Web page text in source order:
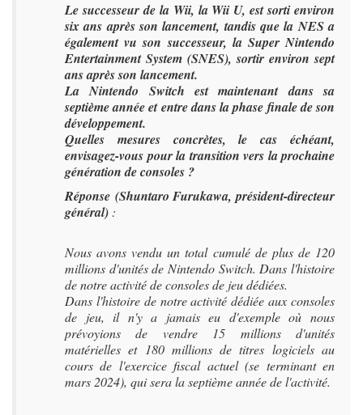
Le successeur de la Wii, la Wii U, est sorti environ
six ans après son lancement, tandis que la NES a
également vu son successeur, la Super Nintendo
Entertainment System (SNES), sortir environ sept
ans après son lancement.
La Nintendo Switch est maintenant dans sa
septième année et entre dans la phase finale de son
développement.
Quelles mesures concrètes, le cas échéant,
envisagez-vous pour la transition vers la prochaine
génération de consoles ?
Réponse (Shuntaro Furukawa, président-directeur
général) :
Nous avons vendu un total cumulé de plus de 120
millions d'unités de Nintendo Switch. Dans l'histoire
de notre activité de consoles de jeu dédiées.
Dans l'histoire de notre activité dédiée aux consoles
de jeu, il n'y a jamais eu d'exemple où nous
prévoyions de vendre 15 millions d'unités
matérielles et 180 millions de titres logiciels au
cours de l'exercice fiscal actuel (se terminant en
mars 2024), qui sera la septième année de l'activité.